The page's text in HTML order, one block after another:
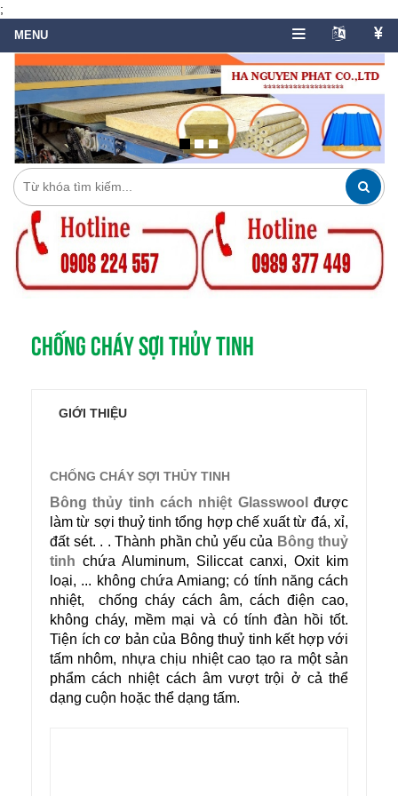
;
CHỐNG CHÁY SỢI THỦY TINH
GIỚI THIỆU
CHỐNG CHÁY SỢI THỦY TINH
Bông thủy tinh cách nhiệt Glasswool
được
làm từ sợi thuỷ tinh tổng hợp chế xuất từ đá, xỉ,
đất sét. . . Thành phần chủ yếu của Bông thuỷ
tinh chứa Aluminum, Siliccat canxi, Oxit kim
loại, ... không chứa Amiang; có tính năng cách
nhiệt, chống cháy cách âm, cách điện cao,
không cháy, mềm mại và có tính đàn hồi tốt.
Tiện ích cơ bản của Bông thuỷ tinh kết hợp với
tấm nhôm, nhựa chịu nhiệt cao tạo ra một sản
phẩm cách nhiệt cách âm vượt trội ở cả thể
dạng cuộn hoặc thể dạng tấm.